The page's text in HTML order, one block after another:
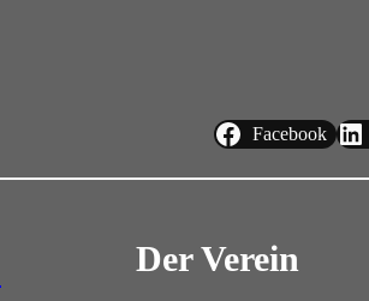
Facebook
Der Verein